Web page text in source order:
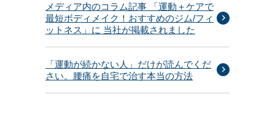
メディア内のコラム記事 「運動＋ケアで
最短ボディメイク！おすすめのジム/フィ
ットネス」に 当社が掲載されました
「運動が続かない人」だけが読んでくだ
さい。腰痛を自宅で治す本当の方法